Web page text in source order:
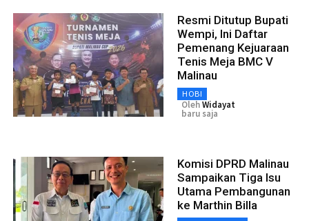
Resmi Ditutup Bupati
Wempi, Ini Daftar
Pemenang Kejuaraan
Tenis Meja BMC V
Malinau
HOBI
OlehWidayat
baru saja
Komisi DPRD Malinau
Sampaikan Tiga Isu
Utama Pembangunan
ke Marthin Billa